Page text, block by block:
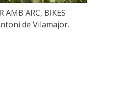
AMB ARC, BIKES
de Vilamajor.